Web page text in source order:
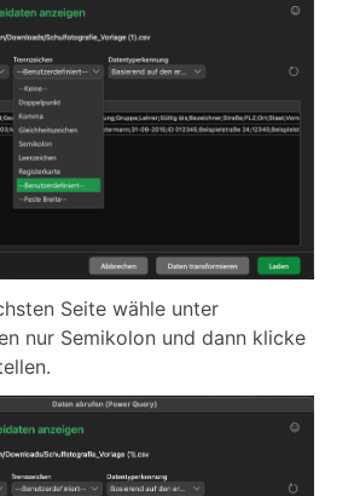
Seite wähle unter
nur Semikolon und dann klicke